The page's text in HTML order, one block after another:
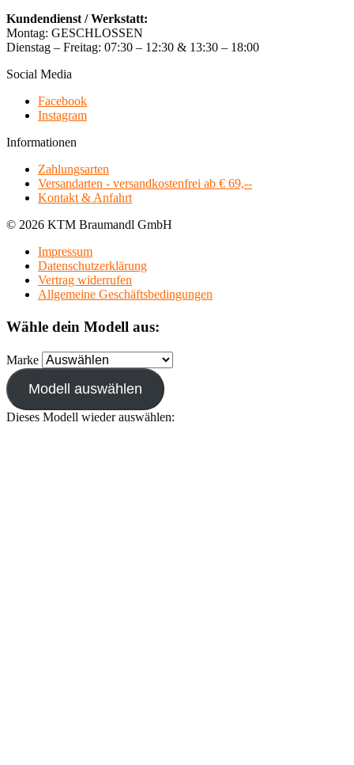
Kundendienst / Werkstatt:
Montag: GESCHLOSSEN
Dienstag – Freitag: 07:30 – 12:30 & 13:30 – 18:00
Social Media
Facebook
Instagram
Informationen
Zahlungsarten
Versandarten - versandkostenfrei ab € 69,--
Kontakt & Anfahrt
© 2026 KTM Braumandl GmbH
Impressum
Datenschutzerklärung
Vertrag widerrufen
Allgemeine Geschäftsbedingungen
Wähle dein Modell aus:
Marke
Modell auswählen
Dieses Modell wieder auswählen: